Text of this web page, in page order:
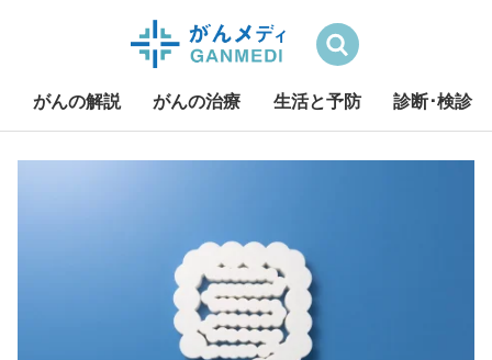
検索
がんの解説 がんの治療 生活と予防 診断･検診